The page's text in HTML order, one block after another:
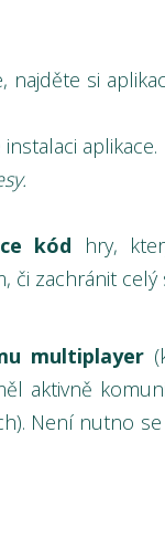
si
aplikace.
kód
hry,
či zachránit celý
multiplayer
aktivně
Není nutno